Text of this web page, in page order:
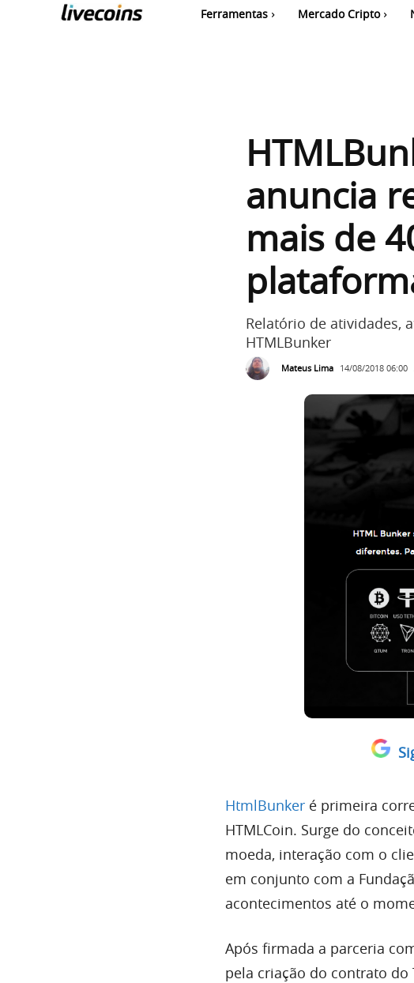
Ferramentas Mercado Cripto
anuncia
mais de
Relatório de atividades,
HTMLBunker
Mateus Lima 14/08/2018 06:00
HtmlBunker é primeira
HTMLCoin. Surge do
moeda, interação com o
em conjunto com a
acontecimentos até o
Após firmada a parceria
pela criação do contrato do